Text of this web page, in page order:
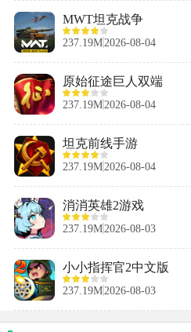
MWT坦克战争
237.19M 2026-08-04
原始征途巨人双端
237.19M 2026-08-04
坦克前线手游
237.19M 2026-08-04
消消英雄2游戏
237.19M 2026-08-03
小小指挥官2中文版
237.19M 2026-08-03